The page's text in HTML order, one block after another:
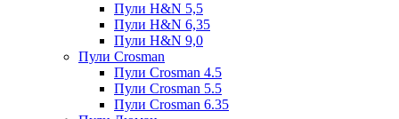
Пули H&N 5,5
Пули H&N 6,35
Пули H&N 9,0
Пули Crosman
Пули Crosman 4.5
Пули Crosman 5.5
Пули Crosman 6.35